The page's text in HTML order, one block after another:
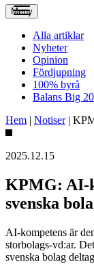
Meny
Alla artiklar
Nyheter
Opinion
Fördjupning
100% byrå
Balans Big 20
Hem | Notiser|
2025.12.15
KPMG: AI-
svenska
AI-kompetens är
storbolags-vd:ar.
svenska bolag